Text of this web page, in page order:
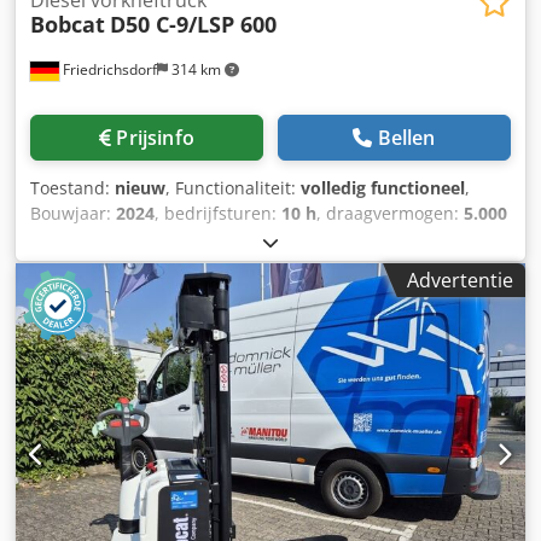
Friedrichsdorf 314 km
Bobcat D50 C-9/LSP 600
Prijsinfo Bellen
Toestand: nieuw, Functionaliteit: volledig functioneel,
Bouwjaar: 2024, bedrijfsturen: 10 h, draagvermogen: 5.000
, vrije hefhoogte:
brandstoftype:diesel, masttype:triplex, bouwhoogte:
2.470 mm , vermogen:55 kW (74,78 pk),
vorkenbordbreedte:
1.300 mm, vorklengte:1.200 mm
leeggewicht:6.930 kg, totale lengte:3.300 mm,
aandrijftype:Diesel, bouwbreedte:1.455 mm
, Diesel
vorkheftruck Lastzwaartepunt: 600 Vorkbreedte: 150 mm
Vorkdikte: 60 mm ISO klasse: ISO klasse 4 = 5.000 - 10.000
kg Masttype: Triplex Transmissie: Koppelomvormer
Snelheidsklasse: 20 Staat: Nieuw apparaat Technische
staat: Nieuw Type voorbanden: Superelastisch Voorbanden
maat: 300x15-18 Voorbanden staat: 80 - 100% Type
Advertentie